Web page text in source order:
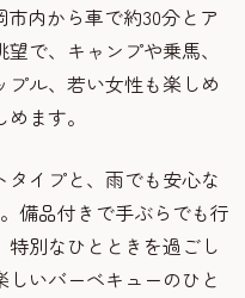
市内から車で約30分とア
で、キャンプや乗馬、
ル、若い女性も楽しめ
ます。
イプと、雨でも安心な
備品付きで手ぶらでも行
別なひとときを過ごし
いバーベキューのひと